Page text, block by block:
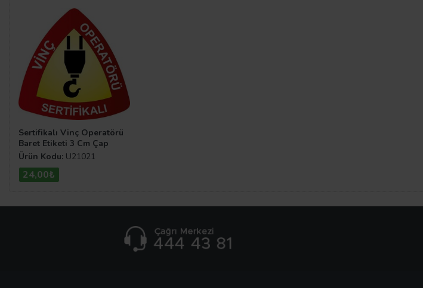
Sertifikalı Vinç Operatörü
Baret Etiketi 3 Cm Çap
Ürün Kodu: U21021
24,00₺